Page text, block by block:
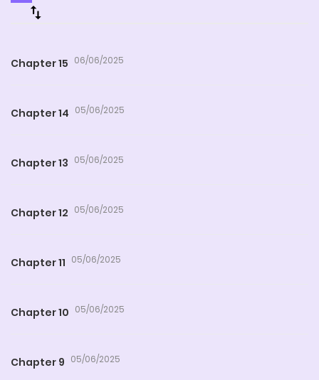
Chapter 15 06/06/2025
Chapter 14 05/06/2025
Chapter 13 05/06/2025
Chapter 12 05/06/2025
Chapter 11 05/06/2025
Chapter 10 05/06/2025
Chapter 9 05/06/2025